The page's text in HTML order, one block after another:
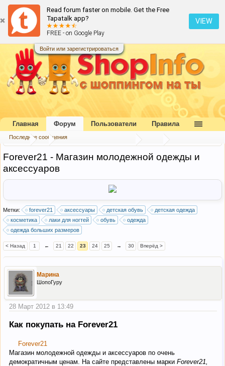
Read forum faster on mobile. Get the Free
Tapatalk app?
FREE - on Google Play
VIEW
Войти или зарегистрироваться
Форум ... Каталог интернет-магазинов
Forever21 - Магазин молодежной одежды и
аксессуаров
Метки: forever21 аксессуары детская обувь
детская одежда
косметика
лаки для ногтей обувь
одежда
одежда больших размеров
< Назад 1 ← 21 22 23 24 25 → 30 Вперёд >
Марина
ШопоГуру
28 Март 2012 в 13:49
Как покупать на Forever21
Forever21
Магазин молодежной одежды и аксессуаров по очень
демократичным ценам. На сайте представлены марки Forever21,
Главная Форум
Последние сообщения
Пользователи Правила